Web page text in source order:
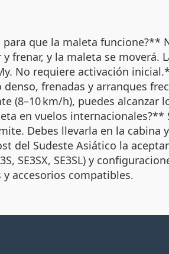
que la maleta funcione?**
frenar, y la maleta se
No requiere activación
frenadas y arranques
(8–10 km/h), puedes
en vuelos
Debes llevarla en la
del Sudeste Asiático la
SE3SX, SE3SL) y
accesorios compatibles.